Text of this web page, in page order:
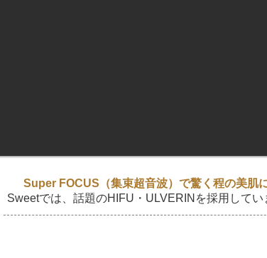
Super FOCUS（集束超音波）で驚く程の美肌
Sweetでは、話題のHIFU・ULVERINを採用してい